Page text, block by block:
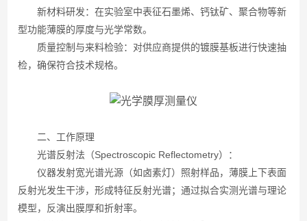
新材料研发：在实验室中表征石墨烯、钙钛矿、聚合物等新
型功能薄膜的厚度与光学常数。
质量控制与来料检验：对供应商提供的镀膜基板进行快速抽
检，确保符合技术规格。
二、工作原理
光谱反射法（Spectroscopic Reflectometry）：
仪器发射宽光谱光源（如卤素灯）照射样品，薄膜上下表面
反射光发生干涉，形成特征反射光谱；通过拟合实测光谱与理论
模型，反演出膜厚和折射率。